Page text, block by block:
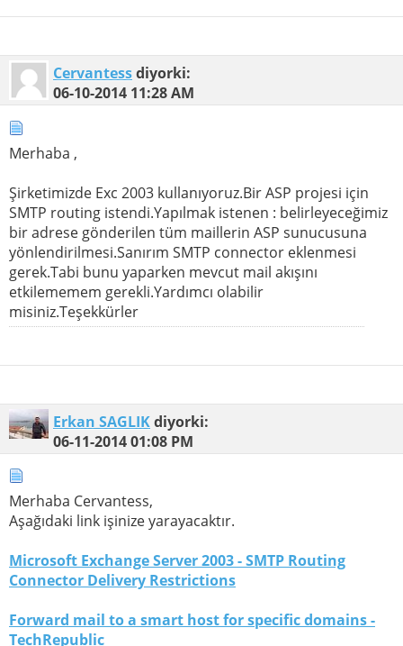
Cervantessdiyorki:
06-10-2014 11:28 AM
Merhaba ,
Şirketimizde Exc 2003 kullanıyoruz.Bir ASP projesi için
SMTP routing istendi.Yapılmak istenen : belirleyeceğimiz
bir adrese gönderilen tüm maillerin ASP sunucusuna
yönlendirilmesi.Sanırım SMTP connector eklenmesi
gerek.Tabi bunu yaparken mevcut mail akışını
etkilememem gerekli.Yardımcı olabilir
misiniz.Teşekkürler
Erkan SAGLIKdiyorki:
06-11-201401:08 PM
Merhaba Cervantess,
Aşağıdaki link işinize yarayacaktır.
Microsoft Exchange Server 2003 - SMTP Routing
Connector Delivery Restrictions
Forward mail to a smart host for specific domains -
TechRepublic